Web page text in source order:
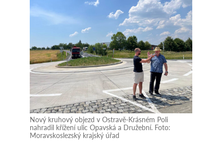
Nový kruhový objezd v Ostravě‑Krásném Poli
nahradil křížení ulic Opavská a Družební. Foto:
Moravskoslezský krajský úřad